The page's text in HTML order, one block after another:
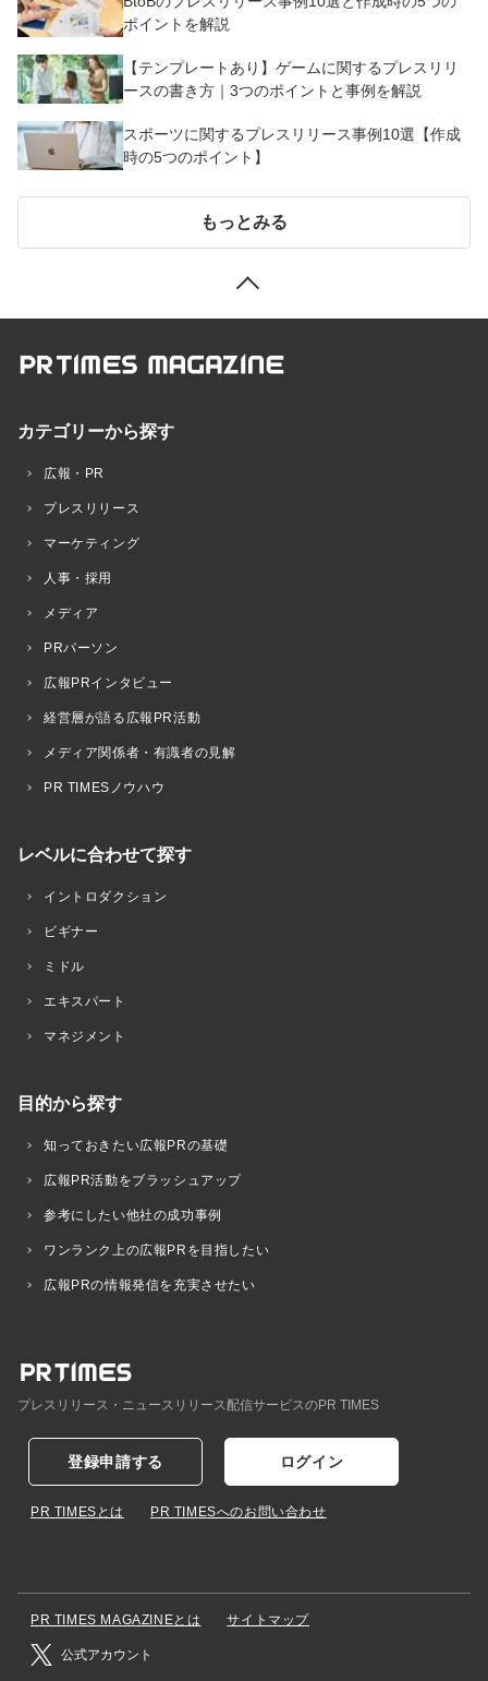
ポイントを解説
【テンプレートあり】ゲームに関するプレスリリ
ースの書き方｜3つのポイントと事例を解説
スポーツに関するプレスリリース事例10選【作成
時の5つのポイント】
もっとみる
カテゴリーから探す
広報・PR
プレスリリース
マーケティング
人事・採用
メディア
PRパーソン
広報PRインタビュー
経営層が語る広報PR活動
メディア関係者・有識者の見解
PR TIMESノウハウ
レベルに合わせて探す
イントロダクション
ビギナー
ミドル
エキスパート
マネジメント
目的から探す
知っておきたい広報PRの基礎
広報PR活動をブラッシュアップ
参考にしたい他社の成功事例
ワンランク上の広報PRを目指したい
広報PRの情報発信を充実させたい
プレスリリース・ニュースリリース配信サービスのPR TIMES
登録申請する ログイン
PR TIMESとは PR TIMESへのお問い合わせ
PR TIMES MAGAZINEとは サイトマップ
公式アカウント